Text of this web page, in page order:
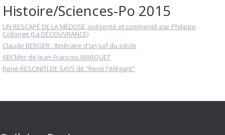
Histoire/Sciences-Po 2015
UN RESCAPÉ DE LA MÉDUSE, présenté et commenté par Philippe
Collonge (La DÉCOUVRANCE)
Claude BERGER : Itinéraire d'un Juif du siècle
ABCMer de Jean-François MARQUET
René RESCINITI DE SAYS dit "René l'élégant"